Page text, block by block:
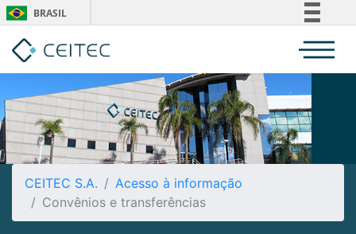
BRASIL
Participe
Acesso à informação
Legislação
Canais
CEITEC S.A.
Acesso à informação
Convênios e transferências